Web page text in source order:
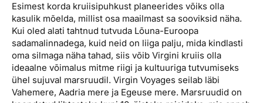
Esimest korda kruiisipuhkust planeerides võiks olla
kasulik mõelda, millist osa maailmast sa sooviksid näha.
Kui oled alati tahtnud tutvuda Lõuna-Euroopa
sadamalinnadega, kuid neid on liiga palju, mida kindlasti
oma silmaga näha tahad, siis võib Virgini kruiis olla
ideaalne võimalus mitme riigi ja kultuuriga tutvumiseks
ühel sujuval marsruudil. Virgin Voyages seilab läbi
Vahemere, Aadria mere ja Egeuse mere. Marsruudid on